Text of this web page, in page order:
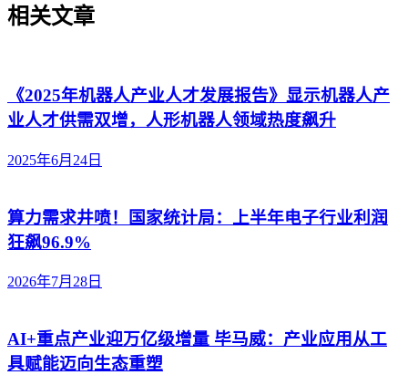
相关文章
《2025年机器人产业人才发展报告》显示机器人产
业人才供需双增，人形机器人领域热度飙升
2025年6月24日
算力需求井喷！国家统计局：上半年电子行业利润
狂飙96.9%
2026年7月28日
AI+重点产业迎万亿级增量 毕马威：产业应用从工
具赋能迈向生态重塑